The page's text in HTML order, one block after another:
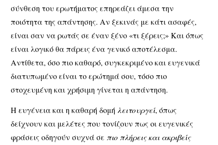
σύνθεση του ερωτήματος επηρεάζει άμεσα την
ποιότητα της απάντησης. Αν ξεκινάς με κάτι ασαφές,
είναι σαν να ρωτάς σε έναν ξένο «τι ξέρεις;» Και όπως
είναι λογικό θα πάρεις ένα γενικό αποτέλεσμα.
Αντίθετα, όσο πιο καθαρό, συγκεκριμένο και ευγενικά
διατυπωμένο είναι το ερώτημά σου, τόσο πιο
στοχευμένη και χρήσιμη γίνεται η απάντηση.
Η ευγένεια και η καθαρή δομή λειτουργεί, όπως
δείχνουν και μελέτες που τονίζουν πως οι ευγενικές
φράσεις οδηγούν συχνά σεπιο πλήρεις και ακριβείς